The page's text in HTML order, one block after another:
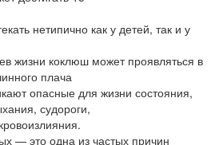
нетипично как у детей, так и у
жизни коклюш может проявляться в
плача
опасные для жизни состояния,
судороги,
— это одна из частых причин